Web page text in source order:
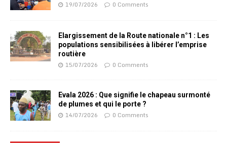
19/07/2026 0 Comments
Elargissement de la Route nationale n°1 : Les
populations sensibilisées à libérer l’emprise
routière
15/07/2026 0 Comments
Evala 2026 : Que signifie le chapeau surmonté
de plumes et qui le porte ?
14/07/2026 0 Comments